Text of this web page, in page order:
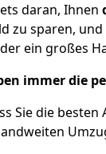
daran, Ihnen
sparen,
ein großes
immer die
Sie die